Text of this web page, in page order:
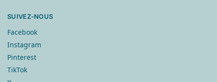
SUIVEZ-NOUS
Facebook
Instagram
Pinterest
TikTok